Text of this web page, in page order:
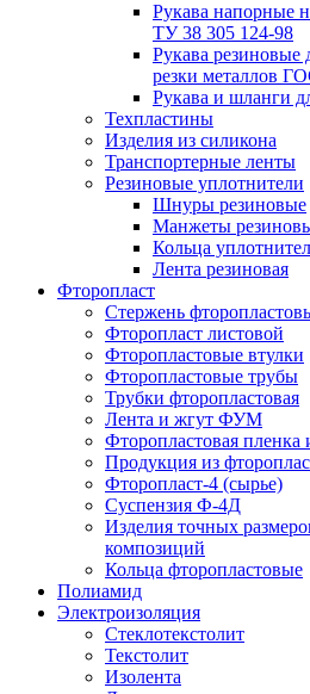
Рукава напорные
ТУ 38 305 124-98
Рукава резиновые
резки металлов
Рукава и шланги
Техпластины
Изделия из силикона
Транспортерные ленты
Резиновые уплотнители
Шнуры резиновые
Манжеты
Кольца
Лента резиновая
Фторопласт
Стержень
Фторопласт листовой
Фторопластовые втулки
Фторопластовые трубы
Трубки фторопластовая
Лента и жгут ФУМ
Фторопластовая пленка
Продукция из
Фторопласт-4 (сырье)
Суспензия Ф-4Д
Изделия точных
композиций
Кольца фторопластовые
Полиамид
Электроизоляция
Стеклотекстолит
Текстолит
Изолента